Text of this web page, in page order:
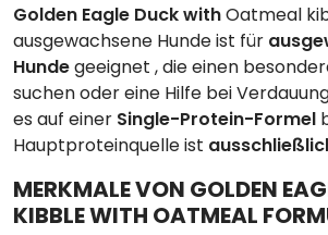
Golden Eagle DuckwithOatmeal
ausgewachsene Hunde ist für
Hundegeeignet , die einen
suchen oder eine Hilfe bei
es auf einer Single-Protein-Formel
Hauptproteinquelle ist
MERKMALE VON GOLDEN
KIBBLE WITH OATMEAL